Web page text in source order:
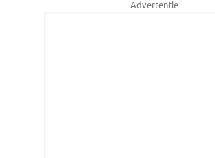
Advertentie